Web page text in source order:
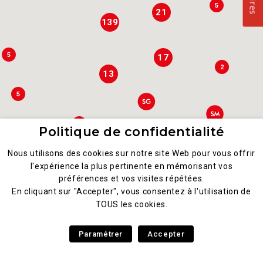
139
8
21
3
5
5
13
17
2
5
Politique de confidentialité
Nous utilisons des cookies sur notre site Web pour vous offrir
l'expérience la plus pertinente en mémorisant vos
préférences et vos visites répétées.
En cliquant sur "Accepter", vous consentez à l'utilisation de
TOUS les cookies.
Paramétrer Accepter